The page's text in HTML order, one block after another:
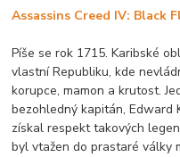
Assassins Creed IV: Black
Píše se rok 1715. Karibské
vlastní Republiku, kde
korupce, mamon a krutost.
bezohledný kapitán, Edward
získal respekt takových
byl vtažen do prastaré války